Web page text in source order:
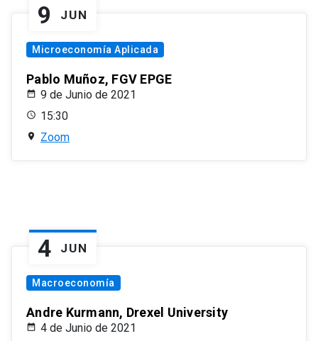
9 JUN
Microeconomía Aplicada
Pablo Muñoz, FGV EPGE
9 de Junio de 2021
15:30
Zoom
4 JUN
Macroeconomía
Andre Kurmann, Drexel University
4 de Junio de 2021